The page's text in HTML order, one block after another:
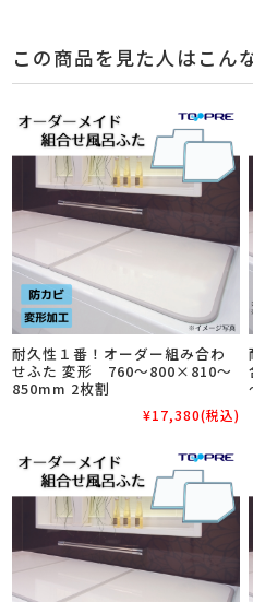
この商品を見た人はこん
耐久性１番！オーダー組み合わ
せふた 変形 760～800×810～
850mm 2枚割
¥17,380(税込)